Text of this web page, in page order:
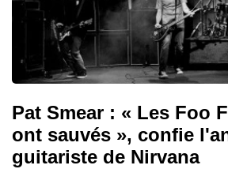
Pat Smear : « Les Foo
ont sauvés », confie
guitariste de Nirvana